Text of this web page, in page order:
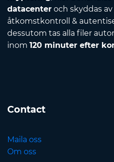
datacenter och skyddas
åtkomstkontroll &
dessutom tas alla filer
inom 120 minuter efter
Contact
Maila oss
Om oss